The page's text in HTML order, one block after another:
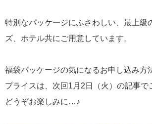
特別なパッケージにふさわしい、最上級
ズ、ホテル共にご用意しています。
福袋パッケージの気になるお申し込み方
プライスは、次回1月2日（火）の記事で
どうぞお楽しみに…♪